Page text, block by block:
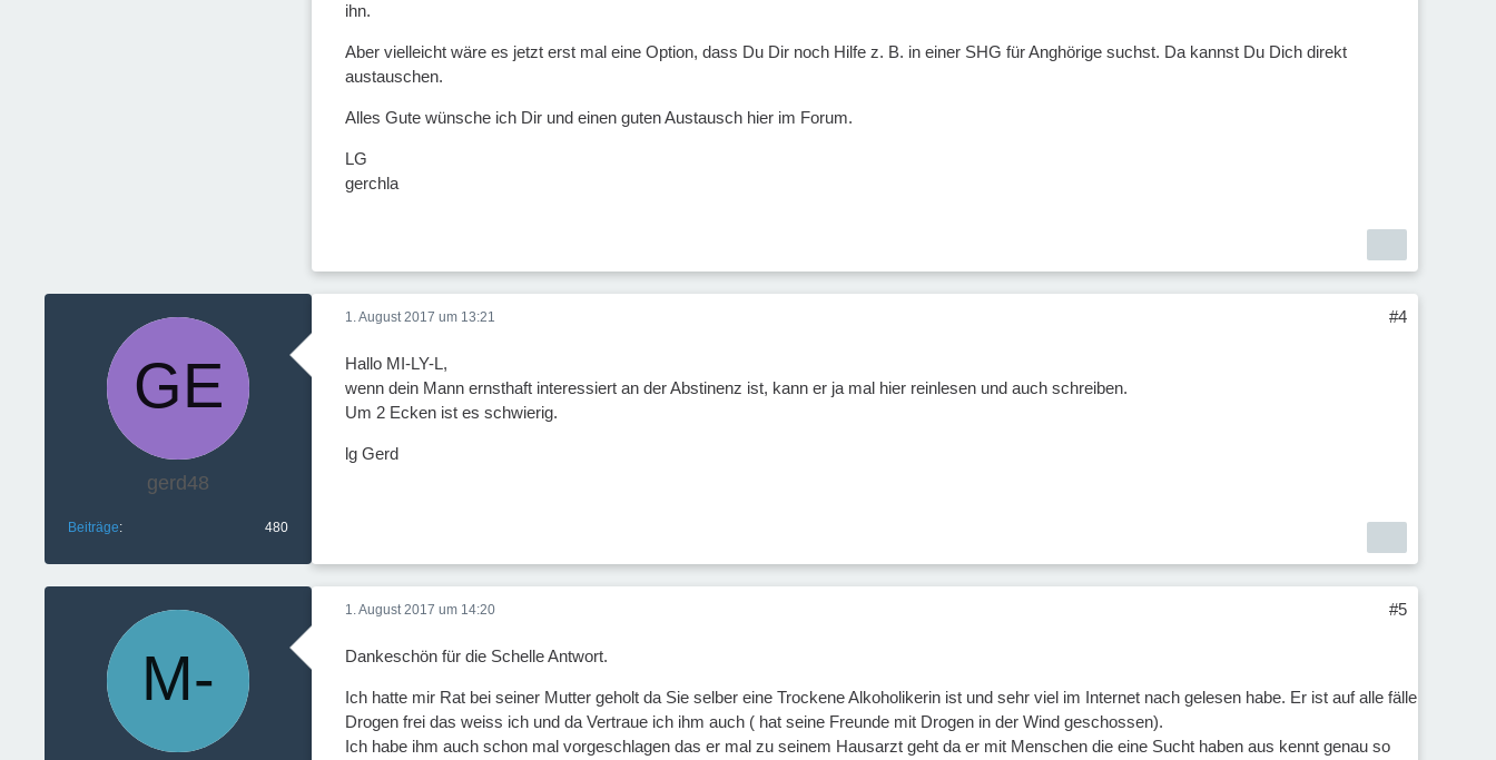
ihn.
Aber vielleicht wäre es jetzt erst mal eine Option, dass Du Dir noch Hilfe z. B. in einer SHG für Anghörige suchst. Da kannst Du Dich direkt
austauschen.
Alles Gute wünsche ich Dir und einen guten Austausch hier im Forum.
LG
gerchla
gerd48
Beiträge 480
1. August 2017 um 13:21 #4
Hallo MI-LY-L,
wenn dein Mann ernsthaft interessiert an der Abstinenz ist, kann er ja mal hier reinlesen und auch schreiben.
Um 2 Ecken ist es schwierig.
lg Gerd
1. August 2017 um 14:20 #5
Dankeschön für die Schelle Antwort.
Ich hatte mir Rat bei seiner Mutter geholt da Sie selber eine Trockene Alkoholikerin ist und sehr viel im Internet nach gelesen habe. Er ist auf alle fälle
Drogen frei das weiss ich und da Vertraue ich ihm auch ( hat seine Freunde mit Drogen in der Wind geschossen).
Ich habe ihm auch schon mal vorgeschlagen das er mal zu seinem Hausarzt geht da er mit Menschen die eine Sucht haben aus kennt genau so